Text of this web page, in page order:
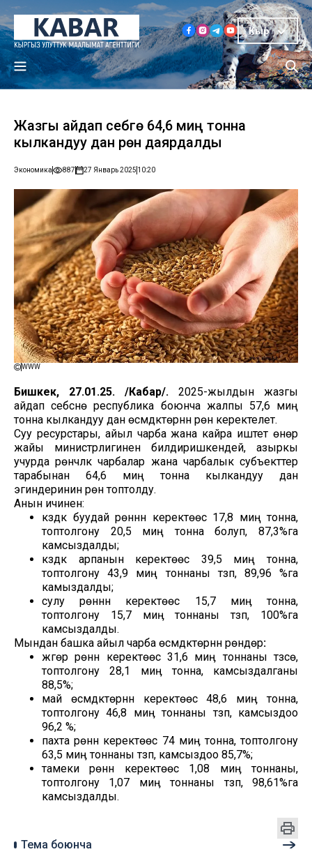
Кыр
Жазгы айдап себүүгө 64,6 миң тонна
кылкандуу дан үрөнү даярдалды
Экономика 887 27 Январь 2025 10:20
WWW
Бишкек, 27.01.25. /Кабар/. 2025-жылдын жазгы
айдап себүүсүнө республика боюнча жалпы 57,6 миң
тонна кылкандуу дан өсүмдүктөрүнүн үрөнү керектелет.
Суу ресурстары, айыл чарба жана кайра иштетүү өнөр
жайы министрлигинен билдиришкендей, азыркы
учурда үрөнчүлүк чарбалар жана чарбалык субъекттер
тарабынан 64,6 миң тонна кылкандуу дан
эгиндеринин үрөнү топтолду.
Анын ичинен:
күздүк буудай үрөнүнүн керектөөсү 17,8 миң тонна,
топтолгону 20,5 миң тонна болуп, 87,3%га
камсыздалды;
күздүк арпанын керектөөсү 39,5 миң тонна,
топтолгону 43,9 миң тоннаны түзүп, 89,96 %га
камыздалды;
сулу үрөнүнүн керектөөсү 15,7 миӊ тонна,
топтолгону 15,7 миӊ тоннаны түзүп, 100%га
камсыздалды.
Мындан башка айыл чарба өсүмдүктөрүнүн үрөндөрү:
жүгөрү үрөнүн керектөөсү 31,6 миӊ тоннаны түзсө,
топтолгону 28,1 миӊ тонна, камсыздалганы
88,5%;
май өсүмдүктөрүнүн керектөөсү 48,6 миӊ тонна,
топтолгону 46,8 миӊ тоннаны түзүп, камсыздоо
96,2 %;
пахта үрөнүн керектөөсү 74 миӊ тонна, топтолгону
63,5 миӊ тоннаны түзүп, камсыздоо 85,7%;
тамеки үрөнүн керектөөсү 1,08 миӊ тоннаны,
топтолгону 1,07 миӊ тоннаны түзүп, 98,61%га
камсыздалды.
Тема боюнча